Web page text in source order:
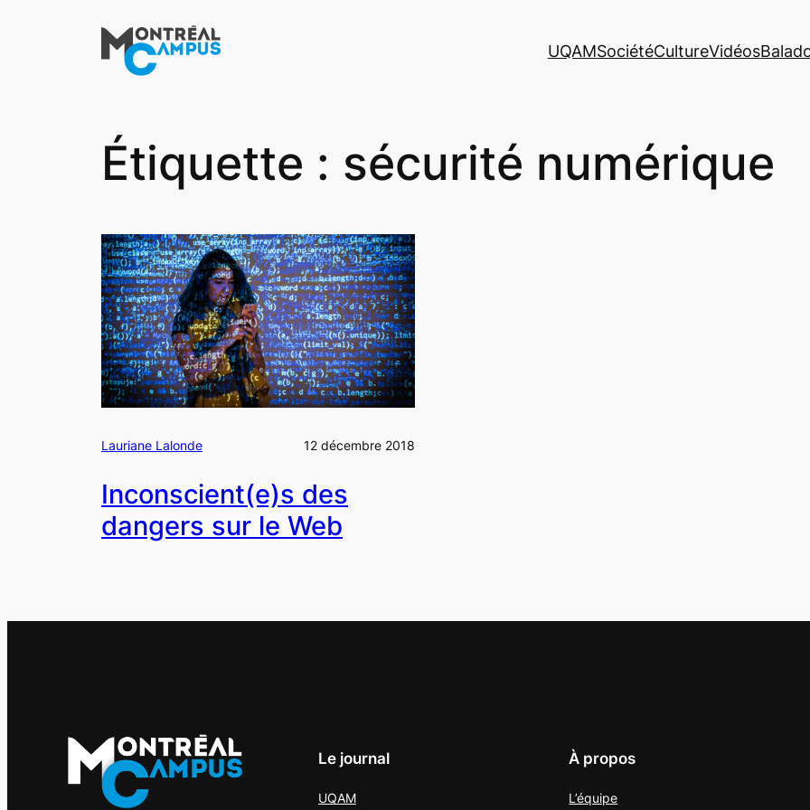
UQAMSociétéCultureVidéos
Étiquette : sécurité numérique
Lauriane Lalonde 12 décembre 2018
Inconscient(e)s des
dangers sur le Web
Le journal
UQAM
À propos
L’équipe